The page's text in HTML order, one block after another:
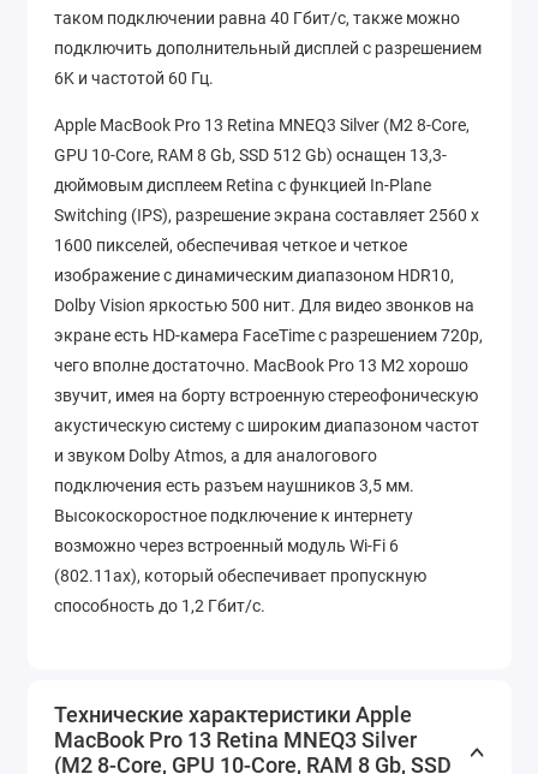
таком подключении равна 40 Гбит/с, также можно
подключить дополнительный дисплей с разрешением
6K и частотой 60 Гц.
Apple MacBook Pro 13 Retina MNEQ3 Silver (M2 8-Core,
GPU 10-Core, RAM 8 Gb, SSD 512 Gb) оснащен 13,3-
дюймовым дисплеем Retina с функцией In-Plane
Switching (IPS), разрешение экрана составляет 2560 x
1600 пикселей, обеспечивая четкое и четкое
изображение с динамическим диапазоном HDR10,
Dolby Vision яркостью 500 нит. Для видео звонков на
экране есть HD-камера FaceTime с разрешением 720p,
чего вполне достаточно. MacBook Pro 13 M2 хорошо
звучит, имея на борту встроенную стереофоническую
акустическую систему с широким диапазоном частот
и звуком Dolby Atmos, а для аналогового
подключения есть разъем наушников 3,5 мм.
Высокоскоростное подключение к интернету
возможно через встроенный модуль Wi-Fi 6
(802.11ax), который обеспечивает пропускную
способность до 1,2 Гбит/с.
Технические характеристики Apple
MacBook Pro 13 Retina MNEQ3 Silver
(M2 8-Core, GPU 10-Core, RAM 8 Gb, SSD